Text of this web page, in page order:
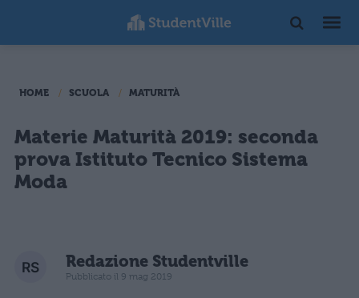
HOME SCUOLA MATURITÀ
Materie Maturità 2019: seconda
prova Istituto Tecnico Sistema
Moda
Redazione Studentville
Pubblicato il 9 mag 2019